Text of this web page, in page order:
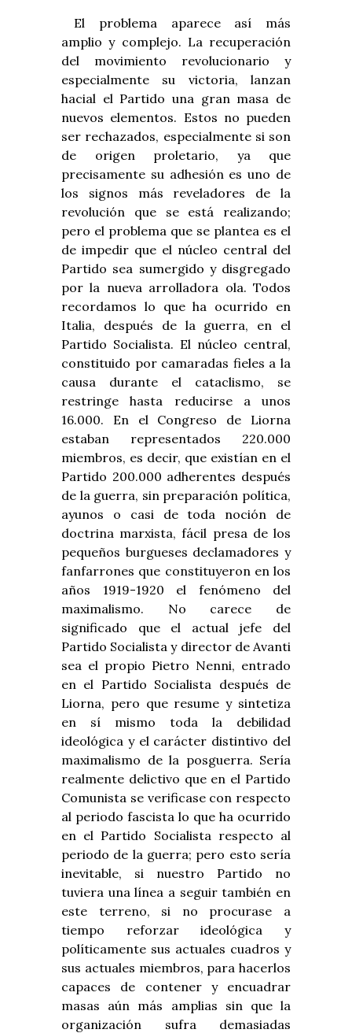
El problema aparece así más
amplio y complejo. La recuperación
del movimiento revolucionario y
especialmente su victoria, lanzan
hacial el Partido una gran masa de
nuevos elementos. Estos no pueden
ser rechazados, especialmente si son
de origen proletario, ya que
precisamente su adhesión es uno de
los signos más reveladores de la
revolución que se está realizando;
pero el problema que se plantea es el
de impedir que el núcleo central del
Partido sea sumergido y disgregado
por la nueva arrolladora ola. Todos
recordamos lo que ha ocurrido en
Italia, después de la guerra, en el
Partido Socialista. El núcleo central,
constituido por camaradas fieles a la
causa durante el cataclismo, se
restringe hasta reducirse a unos
16.000. En el Congreso de Liorna
estaban representados 220.000
miembros, es decir, que existían en el
Partido 200.000 adherentes después
de la guerra, sin preparación política,
ayunos o casi de toda noción de
doctrina marxista, fácil presa de los
pequeños burgueses declamadores y
fanfarrones que constituyeron en los
años 1919-1920 el fenómeno del
maximalismo. No carece de
significado que el actual jefe del
Partido Socialista y director de Avanti
sea el propio Pietro Nenni, entrado
en el Partido Socialista después de
Liorna, pero que resume y sintetiza
en sí mismo toda la debilidad
ideológica y el carácter distintivo del
maximalismo de la posguerra. Sería
realmente delictivo que en el Partido
Comunista se verificase con respecto
al periodo fascista lo que ha ocurrido
en el Partido Socialista respecto al
periodo de la guerra; pero esto sería
inevitable, si nuestro Partido no
tuviera una línea a seguir también en
este terreno, si no procurase a
tiempo reforzar ideológica y
políticamente sus actuales cuadros y
sus actuales miembros, para hacerlos
capaces de contener y encuadrar
masas aún más amplias sin que la
organización sufra demasiadas